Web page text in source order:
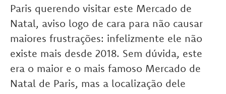
Paris querendo visitar este Mercado de
Natal, aviso logo de cara para não causar
maiores frustrações: infelizmente ele não
existe mais desde 2018. Sem dúvida, este
era o maior e o mais famoso Mercado de
Natal de Paris, mas a localização dele